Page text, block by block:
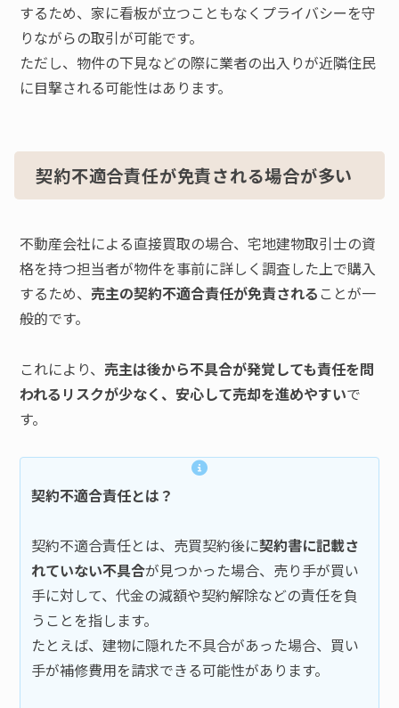
するため、家に看板が立つこともなくプライバシーを守
りながらの取引が可能です。
ただし、物件の下見などの際に業者の出入りが近隣住民
に目撃される可能性はあります。
契約不適合責任が免責される場合が多い
不動産会社による直接買取の場合、宅地建物取引士の資
格を持つ担当者が物件を事前に詳しく調査した上で購入
するため、売主の契約不適合責任が免責される ことが一
般的です。
これにより、売主は後から不具合が発覚しても責任を問
われるリスクが少なく、安心して売却を進めやすいで
す。
契約不適合責任とは？
契約不適合責任とは、売買契約後に契約書に記載さ
れていない不具合が見つかった場合、売り手が買い
手に対して、代金の減額や契約解除などの責任を負
うことを指します。
たとえば、建物に隠れた不具合があった場合、買い
手が補修費用を請求できる可能性があります。